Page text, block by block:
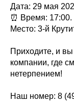
Дата: 29 мая
⏰ Время: 17:00.
Место: 3-й
Приходите, и
компании, где
нетерпением!
Наш номер: 8